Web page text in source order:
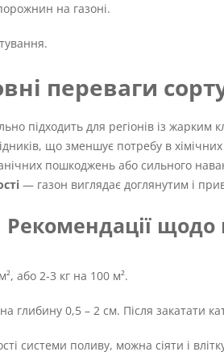
на газоні.
переваги
підходить для регіонів із жарким
що зменшує потребу в
пошкоджень або сильного
— газон виглядає доглянутим і
Рекомендації щодо
або 2-3 кг на 100 м².
глибину 0,5 – 2 см. Після закатати
системи поливу, можна сіяти і